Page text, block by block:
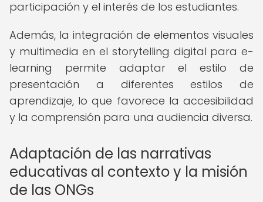
participación y el interés de los estudiantes.
Además, la integración de elementos visuales
y multimedia en el storytelling digital para e-
learning permite adaptar el estilo de
presentación a diferentes estilos de
aprendizaje, lo que favorece la accesibilidad
y la comprensión para una audiencia diversa.
Adaptación de las narrativas
educativas al contexto y la misión
de las ONGs